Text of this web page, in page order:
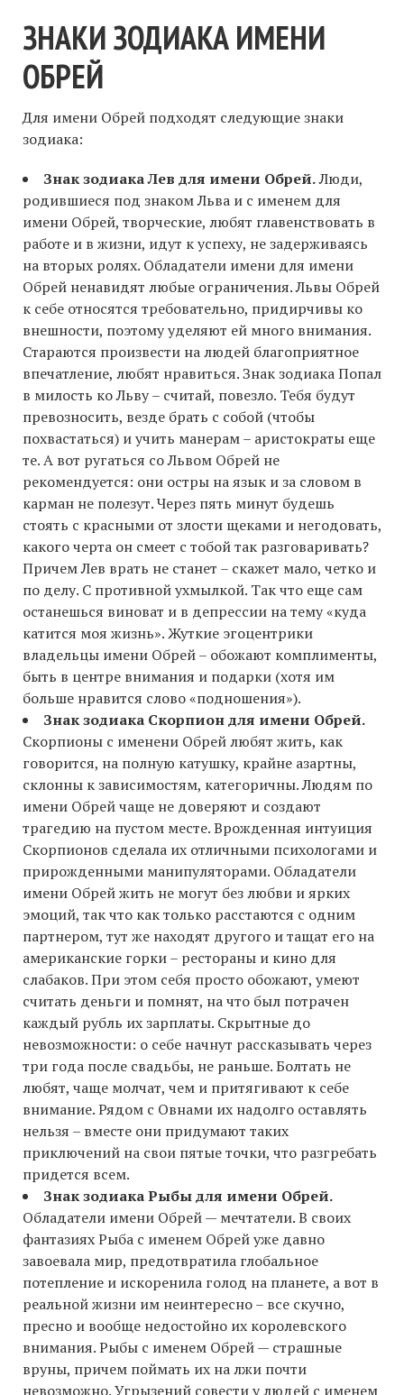
ЗНАКИ ЗОДИАКА ИМЕНИ
ОБРЕЙ
Для имени Обрей подходят следующие знаки
зодиака:
Знак зодиака Лев для имени Обрей.Люди,
родившиеся под знаком Льва и с именем для
имени Обрей, творческие, любят главенствовать в
работе и в жизни, идут к успеху, не задерживаясь
на вторых ролях. Обладатели имени для имени
Обрей ненавидят любые ограничения. Львы Обрей
к себе относятся требовательно, придирчивы ко
внешности, поэтому уделяют ей много внимания.
Стараются произвести на людей благоприятное
впечатление, любят нравиться. Знак зодиака Попал
в милость ко Льву – считай, повезло. Тебя будут
превозносить, везде брать с собой (чтобы
похвастаться) и учить манерам – аристократы еще
те. А вот ругаться со Львом Обрей не
рекомендуется: они остры на язык и за словом в
карман не полезут. Через пять минут будешь
стоять с красными от злости щеками и негодовать,
какого черта он смеет с тобой так разговаривать?
Причем Лев врать не станет – скажет мало, четко и
по делу. С противной ухмылкой. Так что еще сам
останешься виноват и в депрессии на тему «куда
катится моя жизнь». Жуткие эгоцентрики
владельцы имени Обрей – обожают комплименты,
быть в центре внимания и подарки (хотя им
больше нравится слово «подношения»).
Знак зодиака Скорпион для имени Обрей.
Скорпионы с именени Обрей любят жить, как
говорится, на полную катушку, крайне азартны,
склонны к зависимостям, категоричны. Людям по
имени Обрей чаще не доверяют и создают
трагедию на пустом месте. Врожденная интуиция
Скорпионов сделала их отличными психологами и
прирожденными манипуляторами. Обладатели
имени Обрей жить не могут без любви и ярких
эмоций, так что как только расстаются с одним
партнером, тут же находят другого и тащат его на
американские горки – рестораны и кино для
слабаков. При этом себя просто обожают, умеют
считать деньги и помнят, на что был потрачен
каждый рубль их зарплаты. Скрытные до
невозможности: о себе начнут рассказывать через
три года после свадьбы, не раньше. Болтать не
любят, чаще молчат, чем и притягивают к себе
внимание. Рядом с Овнами их надолго оставлять
нельзя – вместе они придумают таких
приключений на свои пятые точки, что разгребать
придется всем.
Знак зодиака Рыбы для имени Обрей.
Обладатели имени Обрей — мечтатели. В своих
фантазиях Рыба с именем Обрей уже давно
завоевала мир, предотвратила глобальное
потепление и искоренила голод на планете, а вот в
реальной жизни им неинтересно – все скучно,
пресно и вообще недостойно их королевского
внимания. Рыбы с именем Обрей — cтрашные
вруны, причем поймать их на лжи почти
невозможно. Угрызений совести у людей с именем